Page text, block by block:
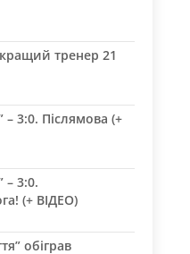
тренер 21
– 3:0. Післямова (+
– 3:0.
(+ ВІДЕО)
обіграв